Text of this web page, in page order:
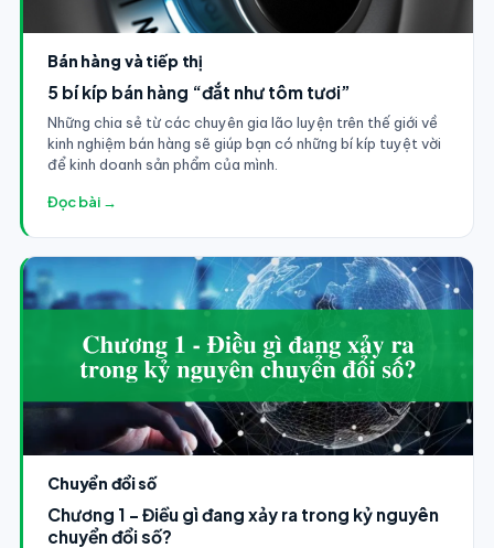
Bán hàng và tiếp thị
5 bí kíp bán hàng “đắt như tôm tươi”
Những chia sẻ từ các chuyên gia lão luyện trên thế giới về
kinh nghiệm bán hàng sẽ giúp bạn có những bí kíp tuyệt vời
để kinh doanh sản phẩm của mình.
Đọc bài →
Chuyển đổi số
Chương 1 - Điều gì đang xảy ra trong kỷ nguyên
chuyển đổi số?